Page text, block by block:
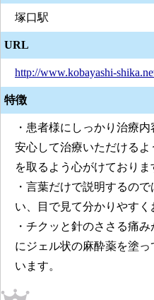
塚口駅
URL
http://www.kobayashi-
特徴
・患者様にしっかり治療
安心して治療いただける
を取るよう心がけておりま
・言葉だけで説明するの
い、目で見て分かりやすく
・チクッと針のささる痛
にジェル状の麻酔薬を塗
います。